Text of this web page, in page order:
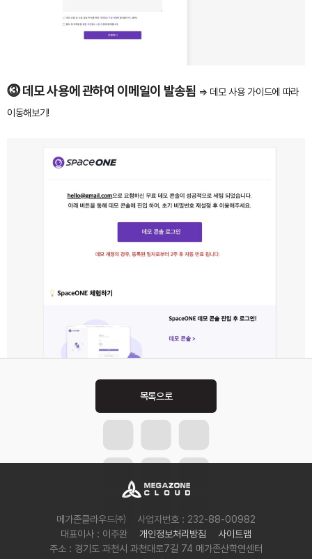
⓷ 데모 사용에 관하여 이메일이 발송됨 ⇒ 데모 사용 가이드에 따라
이동해보기!
메가존클라우드㈜
사업자번호 : 232-88-00982
대표이사 : 이주완
개인정보처리방침
사이트맵
주소 : 경기도 과천시 과천대로7길 74 메가존산학연센터